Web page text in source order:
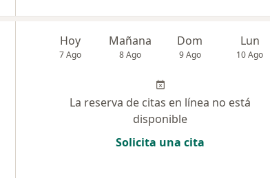
Hoy
7 Ago
Mañana
8 Ago
Dom
9 Ago
Lun
10 Ago
La reserva de citas en línea no está
disponible
Solicita una cita